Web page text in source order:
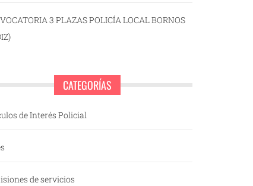
3 PLAZAS POLICÍA LOCAL BORNOS
CATEGORÍAS
de Interés Policial
de servicios